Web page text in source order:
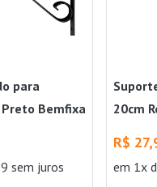
para
Bemfixa
sem juros
20cm
R$
em 1x